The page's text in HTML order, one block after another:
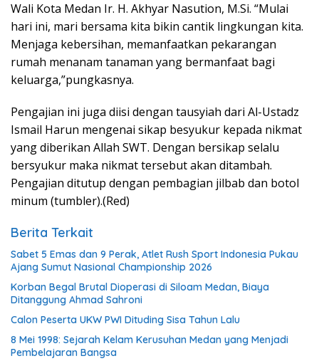
Wali Kota Medan Ir. H. Akhyar Nasution, M.Si. “Mulai
hari ini, mari bersama kita bikin cantik lingkungan kita.
Menjaga kebersihan, memanfaatkan pekarangan
rumah menanam tanaman yang bermanfaat bagi
keluarga,”pungkasnya.
Pengajian ini juga diisi dengan tausyiah dari Al-Ustadz
Ismail Harun mengenai sikap besyukur kepada nikmat
yang diberikan Allah SWT. Dengan bersikap selalu
bersyukur maka nikmat tersebut akan ditambah.
Pengajian ditutup dengan pembagian jilbab dan botol
minum (tumbler).(Red)
Berita Terkait
Sabet 5 Emas dan 9 Perak, Atlet Rush Sport Indonesia Pukau
Ajang Sumut Nasional Championship 2026
Korban Begal Brutal Dioperasi di Siloam Medan, Biaya
Ditanggung Ahmad Sahroni
Calon Peserta UKW PWI Dituding Sisa Tahun Lalu
8 Mei 1998: Sejarah Kelam Kerusuhan Medan yang Menjadi
Pembelajaran Bangsa